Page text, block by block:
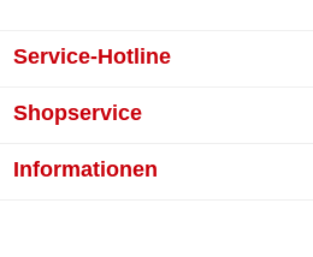
Service-Hotline
Shopservice
Informationen